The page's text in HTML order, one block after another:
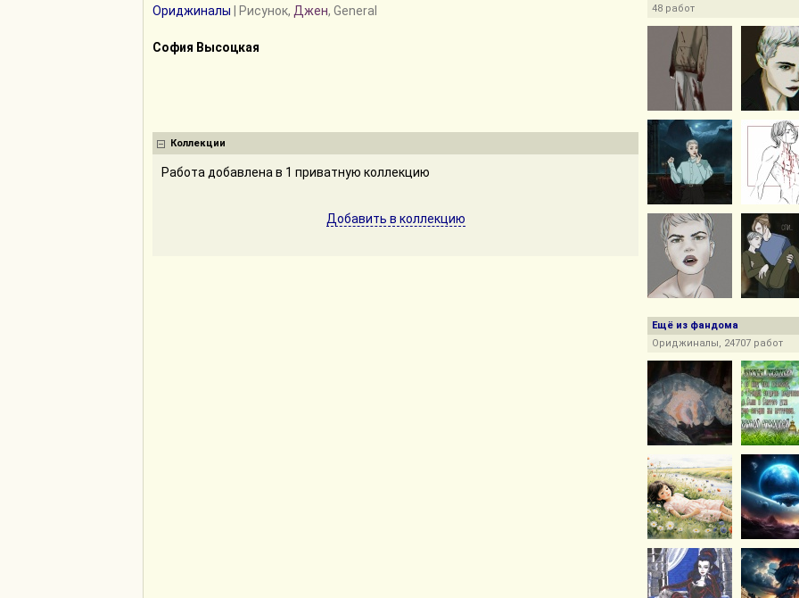
Ориджиналы | Рисунок, Джен, General
София Высоцкая
Коллекции
Работа добавлена в 1 приватную коллекцию
Добавить в коллекцию
48 работ
Ещё из фандома
Ориджиналы, 24707 работ